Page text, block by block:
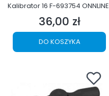
Kalibrator 16 F-693754 ONNLINE
Cena
36,00 zł
DO KOSZYKA